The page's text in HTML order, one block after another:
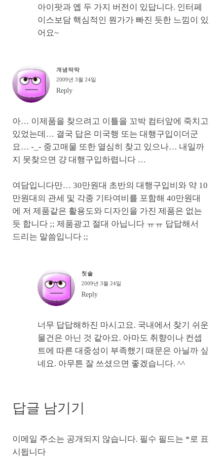
아이팟과 옙 두 가지 버전이 있답니다. 인터페
이스보담 핵심적인 뭔가가 빠진 듯한 느낌이 있
어요~
개념막막
2009년 3월 24일
Reply
아… 이제품을 찾으려고 이틀을 꼬박 컴터앞에 죽치고
있었는데… 결국 답은 미국행 또는 대행구입이더군
요… -_- 중고매물 또한 열심히 찾고 있으나… 내일까
지 못찾으면 걍 대행구입하렵니다 …
여담입니다만… 30만원대 초반의 대행구입비와 약 10
만원대의 관세 및 각종 기타여비를 포함해 40만원대
에 저 제품같은 활용도와 디자인을 가진 제품은 없는
듯 합니다 ;; 제품광고 절대 아닙니다 ㅠㅠ 답답해서
드리는 말씀입니다 ;;
칫솔
2009년 3월 24일
Reply
너무 답답해하진 마시고요. 국내에서 찾기 쉬운
물건은 아닌 것 같아요. 아마도 취향이나 컨셉
트에 따른 대중성이 부족했기 때문은 아닐까 싶
네요. 아무튼 잘 쓰셨으면 좋겠습니다. ^^
답글 남기기
이메일 주소는 공개되지 않습니다. 필수 필드는 *로 표
시됩니다